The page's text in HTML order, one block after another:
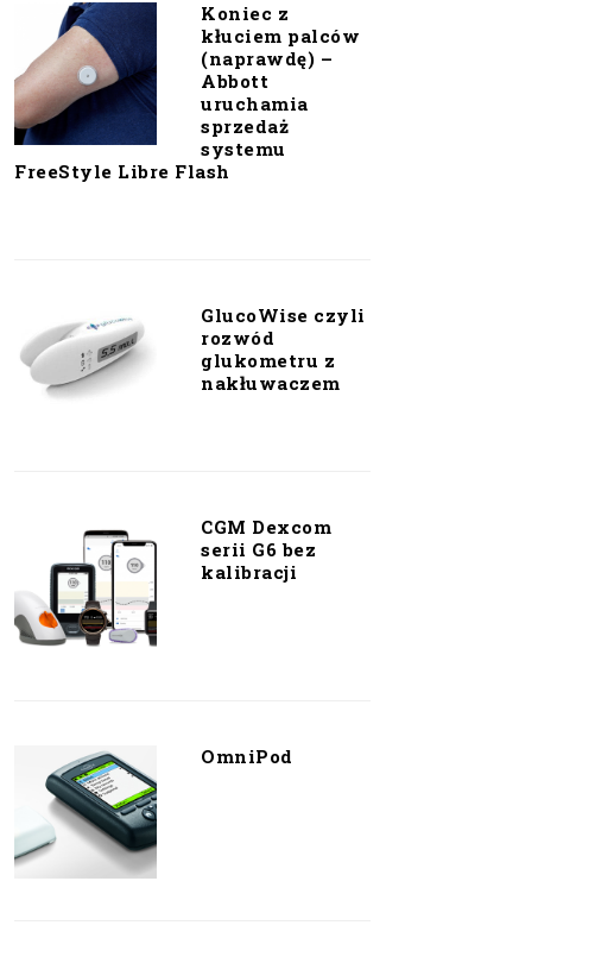
Koniec z
kłuciem palców
(naprawdę) –
Abbott
uruchamia
sprzedaż
systemu
FreeStyle Libre Flash
GlucoWise czyli
rozwód
glukometru z
nakłuwaczem
CGM Dexcom
serii G6 bez
kalibracji
OmniPod